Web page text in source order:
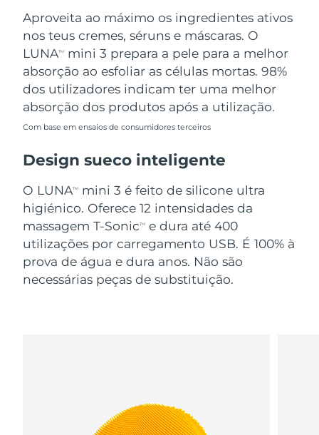
Aproveita ao máximo os ingredientes ativos
nos teus cremes, séruns e máscaras. O
LUNATM
mini 3 prepara a pele para a melhor
absorção ao esfoliar as células mortas. 98%
dos utilizadores indicam ter uma melhor
absorção dos produtos após a utilização.
Com base em ensaios de consumidores terceiros
Design sueco inteligente
O LUNATM
mini 3 é feito de silicone ultra
higiénico. Oferece 12 intensidades da
massagem T-SonicTM
e dura até 400
utilizações por carregamento USB. É 100% à
prova de água e dura anos. Não são
necessárias peças de substituição.
Vietnã Entrega prevista 14.08.2026